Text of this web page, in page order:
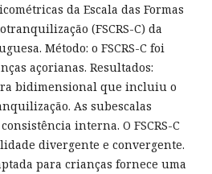
da Escala das Formas
(FSCRS-C) da
Método: o FSCRS-C foi
açorianas. Resultados:
bidimensional que incluiu o
As subescalas
interna. O FSCRS-C
divergente e convergente.
para crianças fornece uma